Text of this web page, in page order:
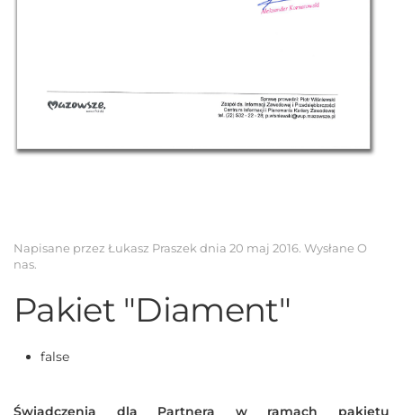
Napisane przez Łukasz Praszek dnia 20 maj 2016. Wysłane O
nas.
Pakiet "Diament"
false
Świadczenia dla Partnera w ramach pakietu